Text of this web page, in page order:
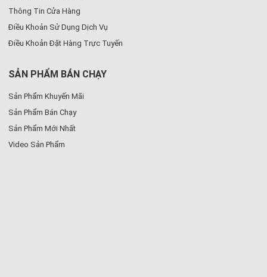
Thông Tin Cửa Hàng
Điều Khoản Sử Dụng Dịch Vụ
Điều Khoản Đặt Hàng Trực Tuyến
SẢN PHẨM BÁN CHẠY
Sản Phẩm Khuyến Mãi
Sản Phẩm Bán Chạy
Sản Phẩm Mới Nhất
Video Sản Phẩm